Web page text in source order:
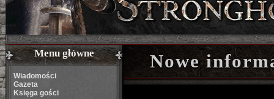
Menu główne
Wiadomości
Gazeta
Księga gości
Nowe